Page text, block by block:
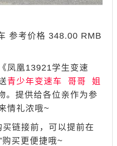
参考价格 348.00 RMB
凰13921学生变速
青少年变速车 哥哥
姐
。提供给各位亲作为参
情礼浓哦~
买链接前，可以提前在
购买更便捷哦~